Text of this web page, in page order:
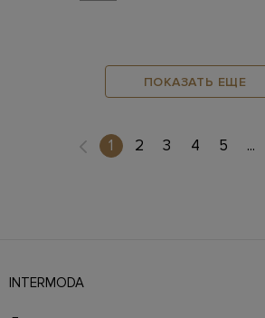
ПОКАЗАТЬ ЕЩЕ
1 (current)
2 3 4 5 ...
INTERMODA